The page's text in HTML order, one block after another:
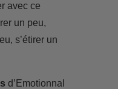
avec ce
un peu,
s’étirer un
d’Emotionnal